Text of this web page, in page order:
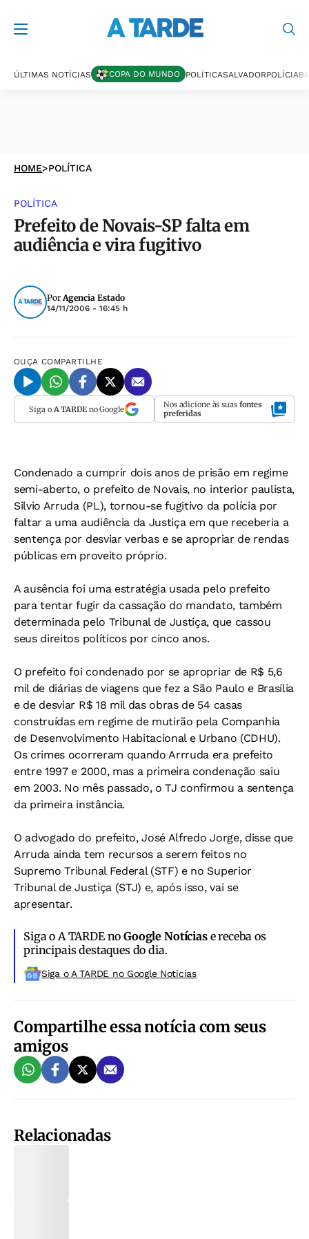
ÚLTIMAS NOTÍCIAS COPA DO MUNDO POLÍTICASALVADORPOLÍCIA
HOME>POLÍTICA
POLÍTICA
Prefeito de Novais-SP falta em
audiência e vira fugitivo
PorAgencia Estado
14/11/2006 - 16:45 h
OUÇA COMPARTILHE
Siga o A TARDEno Google Nos adicione às suas fontes
preferidas
Condenado a cumprir dois anos de prisão em regime
semi-aberto, o prefeito de Novais, no interior paulista,
Silvio Arruda (PL), tornou-se fugitivo da polícia por
faltar a uma audiência da Justiça em que receberia a
sentença por desviar verbas e se apropriar de rendas
públicas em proveito próprio.
A ausência foi uma estratégia usada pelo prefeito
para tentar fugir da cassação do mandato, também
determinada pelo Tribunal de Justiça, que cassou
seus direitos políticos por cinco anos.
O prefeito foi condenado por se apropriar de R$ 5,6
mil de diárias de viagens que fez a São Paulo e Brasília
e de desviar R$ 18 mil das obras de 54 casas
construídas em regime de mutirão pela Companhia
de Desenvolvimento Habitacional e Urbano (CDHU).
Os crimes ocorreram quando Arrruda era prefeito
entre 1997 e 2000, mas a primeira condenação saiu
em 2003. No mês passado, o TJ confirmou a sentença
da primeira instância.
O advogado do prefeito, José Alfredo Jorge, disse que
Arruda ainda tem recursos a serem feitos no
Supremo Tribunal Federal (STF) e no Superior
Tribunal de Justiça (STJ) e, após isso, vai se
apresentar.
Siga o A TARDE noGoogle Notíciase receba os
principais destaques do dia.
Siga o A TARDE no Google Noticias
Compartilhe essa notícia com seus
amigos
Relacionadas